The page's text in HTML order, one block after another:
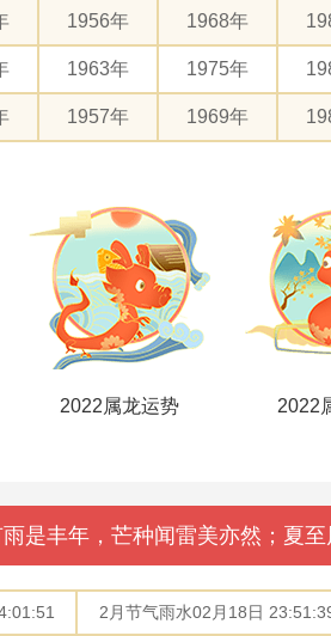
1956年 1968年
1963年 1975年
1957年 1969年
2022属蛇运势 2022
是丰年，芒种闻雷美亦然；夏至
2月节气雨水02月18日